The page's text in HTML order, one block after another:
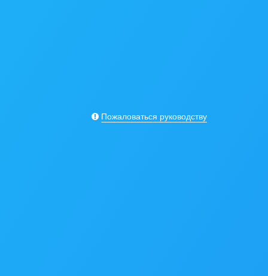
Пожаловаться руководству